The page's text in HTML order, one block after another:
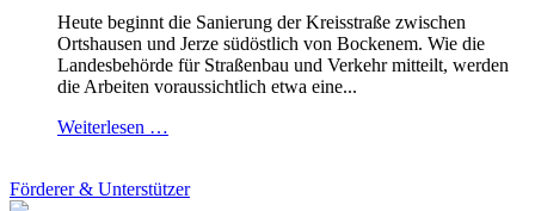
Heute beginnt die Sanierung der Kreisstraße zwischen
Ortshausen und Jerze südöstlich von Bockenem. Wie die
Landesbehörde für Straßenbau und Verkehr mitteilt, werden
die Arbeiten voraussichtlich etwa eine...
Weiterlesen …
Förderer & Unterstützer